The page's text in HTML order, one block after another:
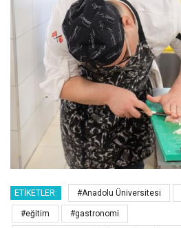
ETIKETLER: #Anadolu Üniversitesi
#eğitim #gastronomi